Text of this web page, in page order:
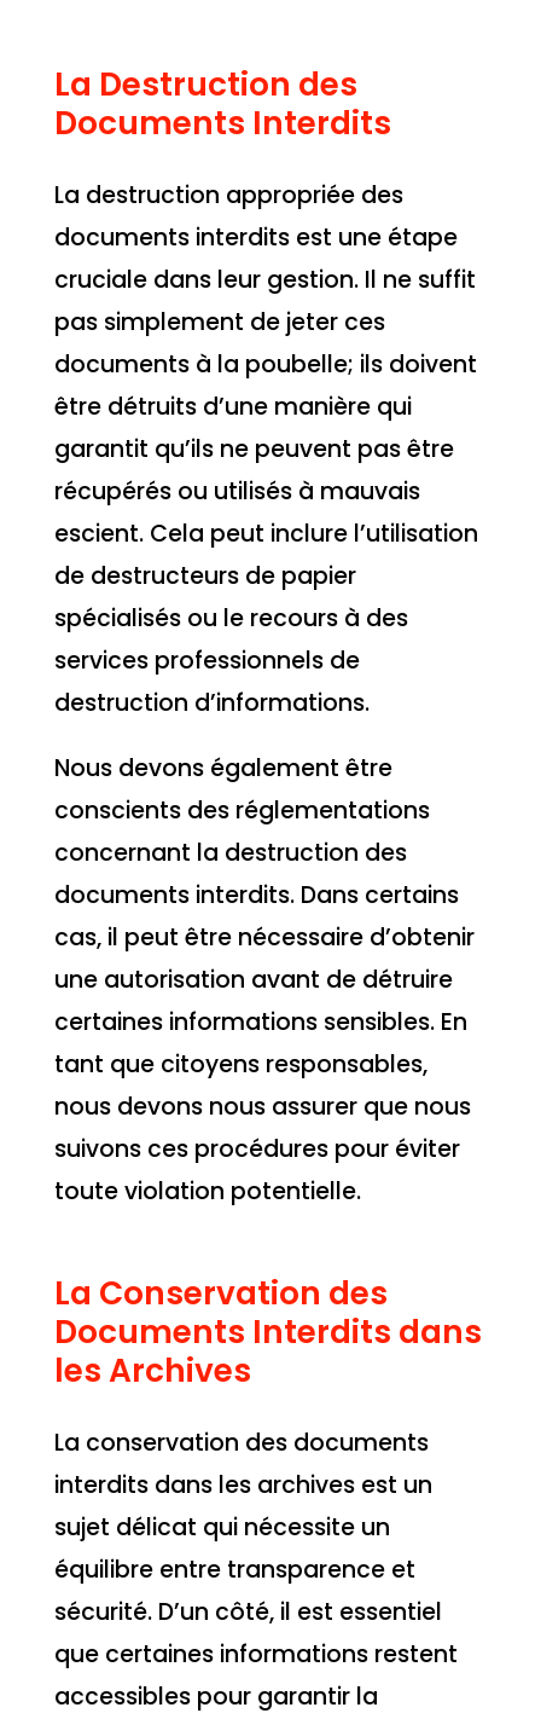
La Destruction des
Documents Interdits
La destruction appropriée des
documents interdits est une étape
cruciale dans leur gestion. Il ne suffit
pas simplement de jeter ces
documents à la poubelle; ils doivent
être détruits d’une manière qui
garantit qu’ils ne peuvent pas être
récupérés ou utilisés à mauvais
escient. Cela peut inclure l’utilisation
de destructeurs de papier
spécialisés ou le recours à des
services professionnels de
destruction d’informations.
Nous devons également être
conscients des réglementations
concernant la destruction des
documents interdits. Dans certains
cas, il peut être nécessaire d’obtenir
une autorisation avant de détruire
certaines informations sensibles. En
tant que citoyens responsables,
nous devons nous assurer que nous
suivons ces procédures pour éviter
toute violation potentielle.
La Conservation des
Documents Interdits dans
les Archives
La conservation des documents
interdits dans les archives est un
sujet délicat qui nécessite un
équilibre entre transparence et
sécurité. D’un côté, il est essentiel
que certaines informations restent
accessibles pour garantir la